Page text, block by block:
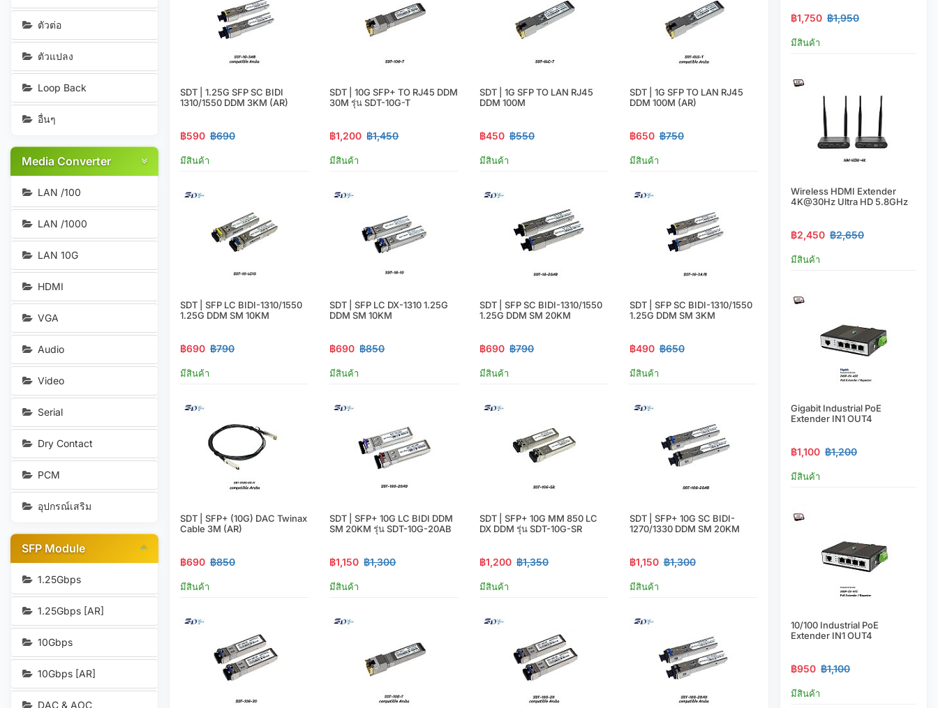
ตัวต่อ
ตัวแปลง
Loop Back
อื่นๆ
Media Converter
LAN /100
LAN /1000
LAN 10G
HDMI
VGA
Audio
Video
Serial
Dry Contact
PCM
อุปกรณ์เสริม
SFP Module
1.25Gbps
1.25Gbps [AR]
10Gbps
10Gbps [AR]
DAC & AOC
SDT | 1.25G SFP SC BIDI
1310/1550 DDM 3KM (AR)
฿590 ฿690
มีสินค้า
SDT | 10G SFP+ TO RJ45 DDM
30M รุ่น SDT-10G-T
฿1,200 ฿1,450
มีสินค้า
SDT | 1G SFP TO LAN RJ45
DDM 100M
฿450 ฿550
มีสินค้า
SDT | 1G SFP TO LAN RJ45
DDM 100M (AR)
฿650 ฿750
มีสินค้า
SDT | SFP LC BIDI-1310/1550
1.25G DDM SM 10KM
฿690 ฿790
มีสินค้า
SDT | SFP LC DX-1310 1.25G
DDM SM 10KM
฿690 ฿850
มีสินค้า
SDT | SFP SC BIDI-1310/1550
1.25G DDM SM 20KM
฿690 ฿790
มีสินค้า
SDT | SFP SC BIDI-1310/1550
1.25G DDM SM 3KM
฿490 ฿650
มีสินค้า
SDT | SFP+ (10G) DAC Twinax
Cable 3M (AR)
฿690 ฿850
มีสินค้า
SDT | SFP+ 10G LC BIDI DDM
SM 20KM รุ่น SDT-10G-20AB
฿1,150 ฿1,300
มีสินค้า
SDT | SFP+ 10G MM 850 LC
DX DDM รุ่น SDT-10G-SR
฿1,200 ฿1,350
มีสินค้า
SDT | SFP+ 10G SC BIDI-
1270/1330 DDM SM 20KM
฿1,150 ฿1,300
มีสินค้า
฿1,750 ฿1,950
มีสินค้า
Wireless HDMI Extender
4K@30Hz Ultra HD 5.8GHz
฿2,450 ฿2,650
มีสินค้า
Gigabit Industrial PoE
Extender IN1 OUT4
฿1,100 ฿1,200
มีสินค้า
10/100 Industrial PoE
Extender IN1 OUT4
฿950 ฿1,100
มีสินค้า